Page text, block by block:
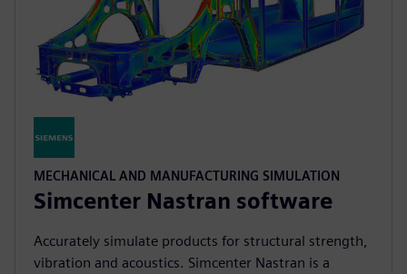
MECHANICAL AND MANUFACTURING SIMULATION
Simcenter Nastran software
Accurately simulate products for structural strength,
vibration and acoustics. Simcenter Nastran is a